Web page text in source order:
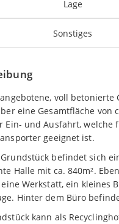
Lage
Sonstiges
voll betonierte
eine Gesamtfläche von
Ein- und Ausfahrt, welche
geeignet ist.
befindet sich
Halle mit ca. 840m².
Werkstatt, ein kleines
Hinter dem Büro
kann als